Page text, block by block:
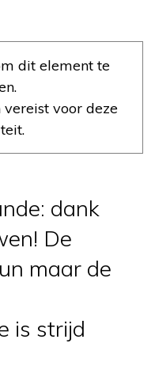
dit element te
voor deze
dank
De
maar de
is strijd